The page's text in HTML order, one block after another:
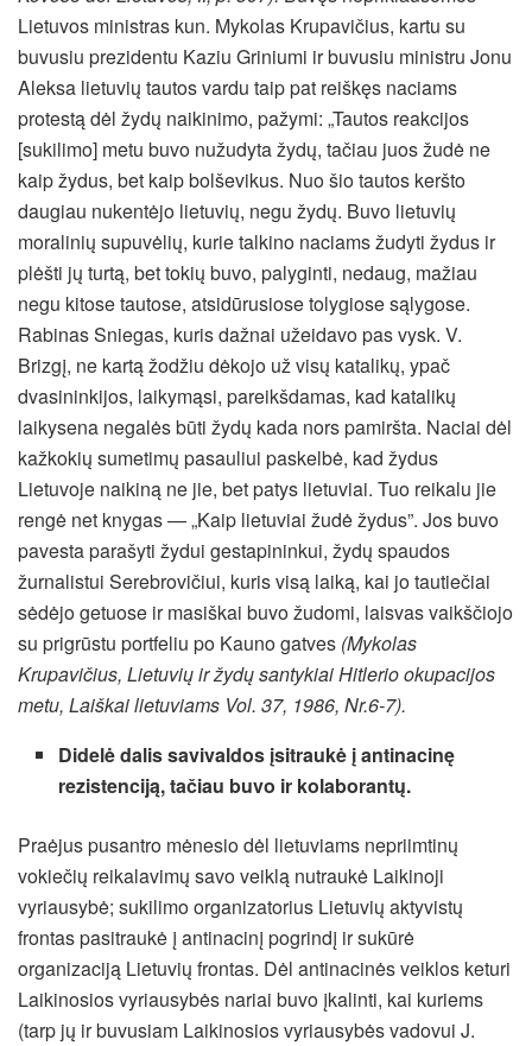
Lietuvos ministras kun. Mykolas Krupavičius, kartu su
buvusiu prezidentu Kaziu Griniumi ir buvusiu ministru Jonu
Aleksa lietuvių tautos vardu taip pat reiškęs naciams
protestą dėl žydų naikinimo, pažymi: „Tautos reakcijos
[sukilimo] metu buvo nužudyta žydų, tačiau juos žudė ne
kaip žydus, bet kaip bolševikus. Nuo šio tautos keršto
daugiau nukentėjo lietuvių, negu žydų. Buvo lietuvių
moralinių supuvėlių, kurie talkino naciams žudyti žydus ir
plėšti jų turtą, bet tokių buvo, palyginti, nedaug, mažiau
negu kitose tautose, atsidūrusiose tolygiose sąlygose.
Rabinas Sniegas, kuris dažnai užeidavo pas vysk. V.
Brizgį, ne kartą žodžiu dėkojo už visų katalikų, ypač
dvasininkijos, laikymąsi, pareikšdamas, kad katalikų
laikysena negalės būti žydų kada nors pamiršta. Naciai dėl
kažkokių sumetimų pasauliui paskelbė, kad žydus
Lietuvoje naikiną ne jie, bet patys lietuviai. Tuo reikalu jie
rengė net knygas — „Kaip lietuviai žudė žydus”. Jos buvo
pavesta parašyti žydui gestapininkui, žydų spaudos
žurnalistui Serebrovičiui, kuris visą laiką, kai jo tautiečiai
sėdėjo getuose ir masiškai buvo žudomi, laisvas vaikščiojo
su prigrūstu portfeliu po Kauno gatves (Mykolas
Krupavičius, Lietuvių ir žydų santykiai Hitlerio okupacijos
metu, Laiškai lietuviams Vol. 37, 1986, Nr.6-7).
Didelė dalis savivaldos įsitraukė į antinacinę
rezistenciją, tačiau buvo ir kolaborantų.
Praėjus pusantro mėnesio dėl lietuviams nepriimtinų
vokiečių reikalavimų savo veiklą nutraukė Laikinoji
vyriausybė; sukilimo organizatorius Lietuvių aktyvistų
frontas pasitraukė į antinacinį pogrindį ir sukūrė
organizaciją Lietuvių frontas. Dėl antinacinės veiklos keturi
Laikinosios vyriausybės nariai buvo įkalinti, kai kuriems
(tarp jų ir buvusiam Laikinosios vyriausybės vadovui J.